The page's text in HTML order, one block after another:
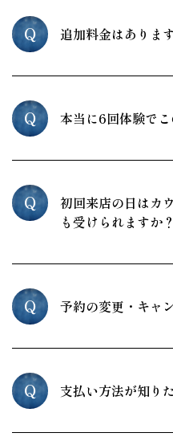
Q 追加料金はありま
Q 本当に6回体験で
Q
初回来店の日はカ
も受けられますか？
Q 予約の変更・キャ
Q 支払い方法が知り